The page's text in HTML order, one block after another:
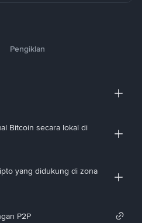
Pengiklan
Bitcoin secara lokal di
yang didukung di zona
P2P